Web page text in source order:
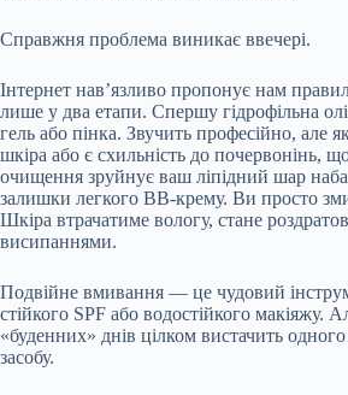
Справжня проблема виникає ввечері.
Інтернет нав’язливо пропонує нам
лише у два етапи. Спершу гідрофільна
гель або пінка. Звучить професійно, але
шкіра або є схильність до почервонінь,
очищення зруйнує ваш ліпідний шар
залишки легкого BB-крему. Ви просто
Шкіра втрачатиме вологу, стане
висипаннями.
Подвійне вмивання — це чудовий
стійкого SPF або водостійкого макіяжу.
«буденних» днів цілком вистачить одного
засобу.